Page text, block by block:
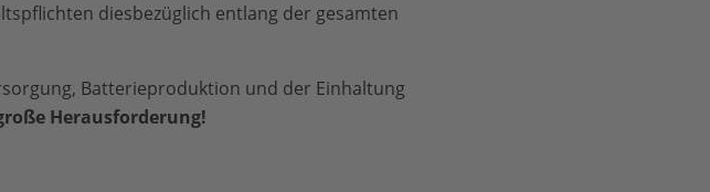
diesbezüglich entlang der gesamten
Batterieproduktion und der Einhaltung
Herausforderung!